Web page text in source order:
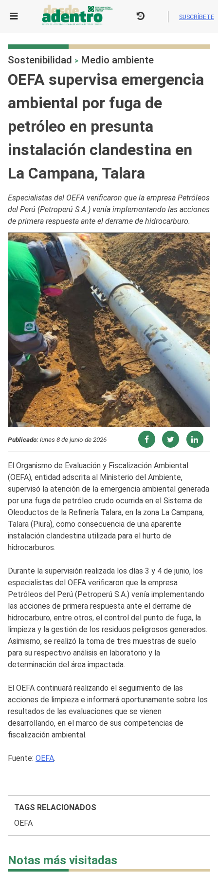
SUSCRÍBETE
Sostenibilidad > Medio ambiente
OEFA supervisa emergencia
ambiental por fuga de
petróleo en presunta
instalación clandestina en
La Campana, Talara
Especialistas del OEFA verificaron que la empresa Petróleos
del Perú (Petroperú S.A.) venía implementando las acciones
de primera respuesta ante el derrame de hidrocarburo.
Publicado:lunes 8 de junio de 2026
El Organismo de Evaluación y Fiscalización Ambiental
(OEFA), entidad adscrita al Ministerio del Ambiente,
supervisó la atención de la emergencia ambiental generada
por una fuga de petróleo crudo ocurrida en el Sistema de
Oleoductos de la Refinería Talara, en la zona La Campana,
Talara (Piura), como consecuencia de una aparente
instalación clandestina utilizada para el hurto de
hidrocarburos.
Durante la supervisión realizada los días 3 y 4 de junio, los
especialistas del OEFA verificaron que la empresa
Petróleos del Perú (Petroperú S.A.) venía implementando
las acciones de primera respuesta ante el derrame de
hidrocarburo, entre otros, el control del punto de fuga, la
limpieza y la gestión de los residuos peligrosos generados.
Asimismo, se realizó la toma de tres muestras de suelo
para su respectivo análisis en laboratorio y la
determinación del área impactada.
El OEFA continuará realizando el seguimiento de las
acciones de limpieza e informará oportunamente sobre los
resultados de las evaluaciones que se vienen
desarrollando, en el marco de sus competencias de
fiscalización ambiental.
Fuente: OEFA.
TAGS RELACIONADOS
OEFA
Notas más visitadas